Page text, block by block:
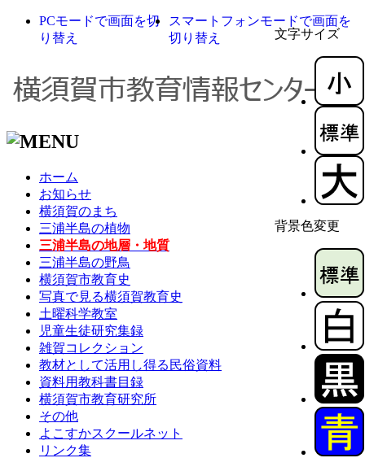
文字サイズ
背景色変更
PCモードで画面を切
り替え
スマートフォンモードで画面を
切り替え
ホーム
お知らせ
横須賀のまち
三浦半島の植物
三浦半島の地層・地質
三浦半島の野鳥
横須賀市教育史
写真で見る横須賀教育史
土曜科学教室
児童生徒研究集録
雑賀コレクション
教材として活用し得る民俗資料
資料用教科書目録
横須賀市教育研究所
その他
よこすかスクールネット
リンク集